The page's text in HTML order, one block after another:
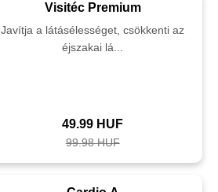
Visitéc Premium
Javítja a látásélességet, csökkenti az
éjszakai lá...
49.99 HUF
99.98 HUF